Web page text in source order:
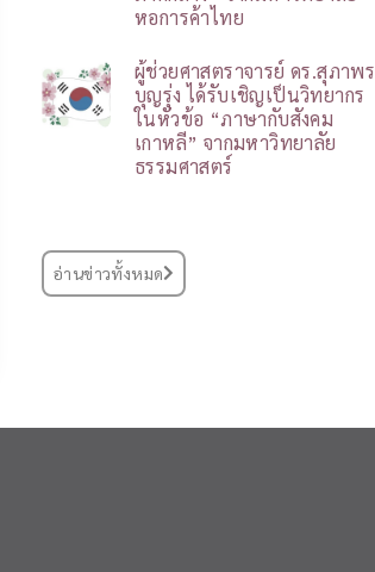
หอการค้าไทย
ผู้ช่วยศาสตราจารย์ ดร.สุภาพร
บุญรุ่ง ได้รับเชิญเป็นวิทยากร
ในหัวข้อ “ภาษากับสังคม
เกาหลี” จากมหาวิทยาลัย
ธรรมศาสตร์
อ่านข่าวทั้งหมด